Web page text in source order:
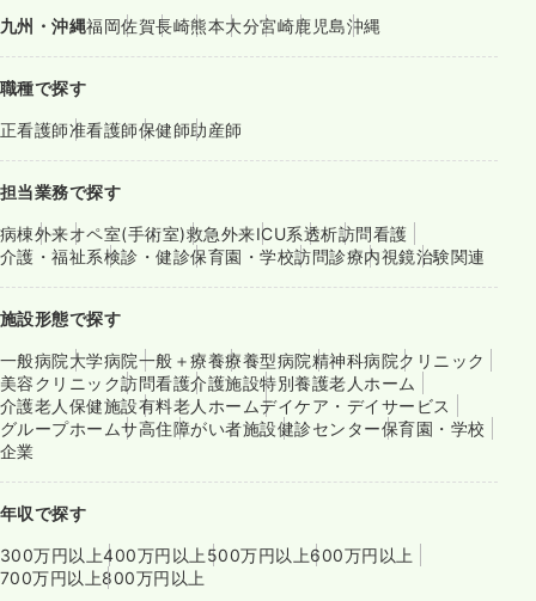
九州・沖縄福岡佐賀長崎熊本大分宮崎鹿児島沖縄
職種で探す
正看護師准看護師保健師助産師
担当業務で探す
病棟外来オペ室(手術室)救急外来ICU系透析訪問看護
介護・福祉系検診・健診保育園・学校訪問診療内視鏡治験関連
施設形態で探す
一般病院大学病院一般＋療養療養型病院精神科病院クリニック
美容クリニック訪問看護介護施設特別養護老人ホーム
介護老人保健施設有料老人ホームデイケア・デイサービス
グループホームサ高住障がい者施設健診センター保育園・学校
企業
年収で探す
300万円以上400万円以上 500万円以上600万円以上
700万円以上800万円以上